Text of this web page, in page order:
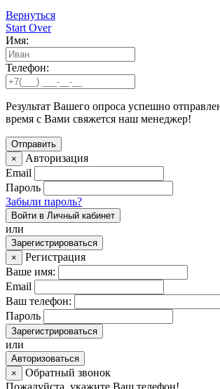
Вернуться
Start Over
Имя:
Телефон:
Результат Вашего опроса успешно
время с Вами свяжется наш менеджер!
×
Авторизация
Email
Пароль
Забыли пароль?
Войти в Личный кабинет
или
Зарегистрироваться
×
Регистрация
Ваше имя:
Email
Ваш телефон:
Пароль
Зарегистрироваться
или
Авторизоваться
×
Обратный звонок
Пожалуйста, укажите Ваш телефон!